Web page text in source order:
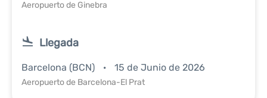
Aeropuerto de Ginebra
Llegada
Barcelona (BCN) 15 de Junio de 2026
Aeropuerto de Barcelona-El Prat